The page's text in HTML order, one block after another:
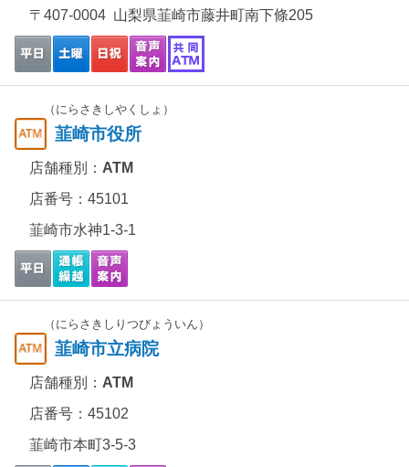
〒407-0004 山梨県韮崎市藤井町南下條205
（にらさきしやくしょ）
韮崎市役所
店舗種別： ATM
店番号：45101
韮崎市水神1-3-1
（にらさきしりつびょういん）
韮崎市立病院
店舗種別： ATM
店番号：45102
韮崎市本町3-5-3